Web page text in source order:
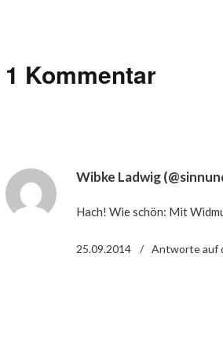
1 Kommentar
Wibke Ladwig
Hach! Wie schön: Mit
25.09.2014 Antworteauf